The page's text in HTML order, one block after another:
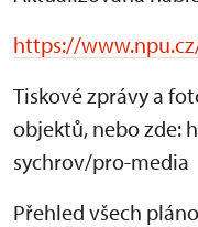
https://
Tiskové zprávy a
objektů, nebo zde:
sychrov/pro-media
Přehled všech